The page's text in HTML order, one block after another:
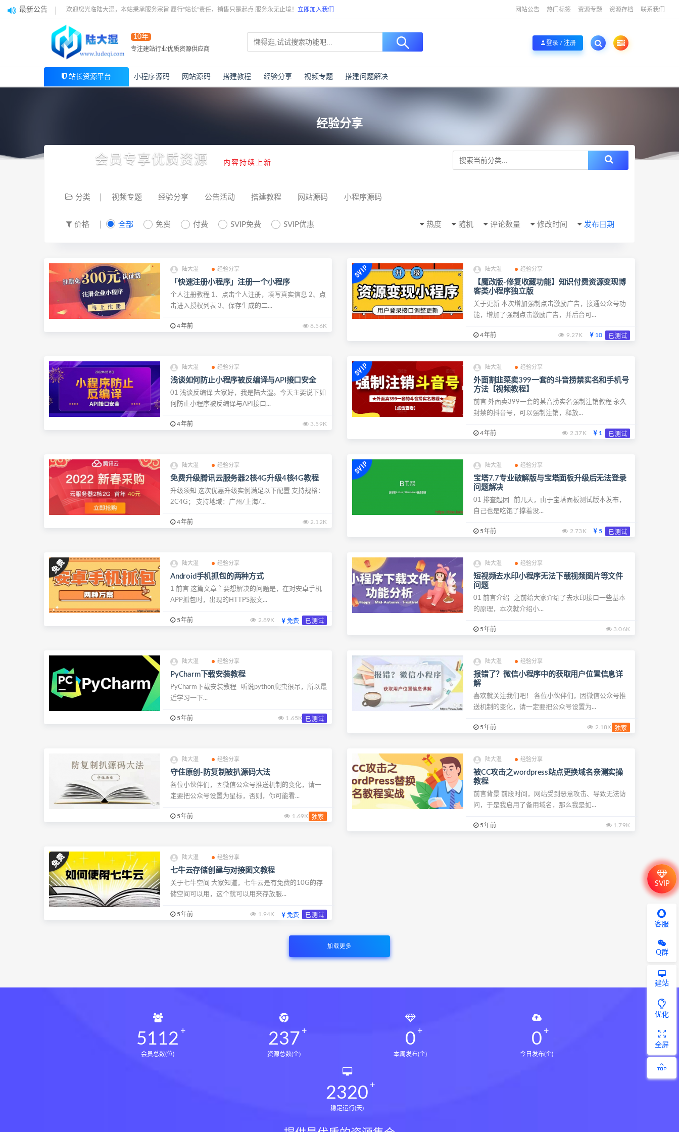
最新公告 欢迎您光临陆大湿，本站秉承服务宗旨 履行“站长”责任，销售只是起点 服务永无止境！ 立即加入我们 网站公告 热门标签 资源专题 资源存档 联系我们
10年
专注建站行业优质资源供应商
登录 / 注册
站长资源平台 小程序源码 网站源码 搭建教程 经验分享 视频专题 搭建问题解决
经验分享
会员专享优质资源 内容持续上新
分类 视频专题 经验分享 公告活动 搭建教程 网站源码 小程序源码
价格 全部 免费 付费 SVIP免费 SVIP优惠 发布日期
修改时间
评论数量
随机
热度
陆大湿 经验分享
「快速注册小程序」注册一个小程序
个人注册教程 1、点击个人注册，填写真实信息 2、点
击进入授权列表 3、保存生成的二...
4年前 8.56K
陆大湿 经验分享
【魔改版-修复收藏功能】知识付费资源变现博
客类小程序独立版
关于更新 本次增加强制点击激励广告，接通公众号功
能，增加了强制点击激励广告，并后台可...
4年前 9.27K 10 已测试
陆大湿 经验分享
浅谈如何防止小程序被反编译与API接口安全
01 浅谈反编译 大家好，我是陆大湿。今天主要说下如
何防止小程序被反编译与API接口...
4年前 3.59K
陆大湿 经验分享
外面割韭菜卖399一套的斗音捞禁实名和手机号
方法【视频教程】
前言 外面卖399一套的某音捞实名强制注销教程 永久
封禁的抖音号，可以强制注销，释放...
4年前 2.37K 1 已测试
陆大湿 经验分享
免费升级腾讯云服务器2核4G升级4核4G教程
升级须知 这次优惠升级实例满足以下配置 支持规格：
2C4G； 支持地域：广州/上海/...
4年前 2.12K
陆大湿 经验分享
宝塔7.7专业破解版与宝塔面板升级后无法登录
问题解决
01 排查起因 前几天，由于宝塔面板测试版本发布，
自己也是吃饱了撑着没...
5年前 2.73K 5 已测试
陆大湿 经验分享
Android手机抓包的两种方式
1 前言 这篇文章主要想解决的问题是，在对安卓手机
APP抓包时，出现的HTTPS报文...
5年前 2.89K 免费 已测试
陆大湿 经验分享
短视频去水印小程序无法下载视频图片等文件
问题
01 前言介绍 之前给大家介绍了去水印接口一些基本
的原理，本次就介绍小...
5年前 3.06K
陆大湿 经验分享
PyCharm下载安装教程
PyCharm下载安装教程 听说python爬虫很吊，所以最
近学习一下...
5年前 1.65K 已测试
陆大湿 经验分享
报错了？微信小程序中的获取用户位置信息详
解
喜欢就关注我们吧！ 各位小伙伴们，因微信公众号推
送机制的变化，请一定要把公众号设置为...
5年前 2.18K 独家
陆大湿 经验分享
守住原创-防复制被扒源码大法
各位小伙伴们，因微信公众号推送机制的变化，请一
定要把公众号设置为星标，否则，你可能看...
5年前 1.69K 独家
陆大湿 经验分享
被CC攻击之wordpress站点更换域名亲测实操
教程
前言背景 前段时间，网站受到恶意攻击、导致无法访
问，于是我启用了备用域名，那么我是如...
5年前 1.79K
陆大湿 经验分享
七牛云存储创建与对接图文教程
关于七牛空间 大家知道，七牛云是有免费的10G的存
储空间可以用，这个就可以用来存放服...
5年前 1.94K 免费 已测试
加载更多
5112
会员总数(位)
237
资源总数(个)
0
本周发布(个)
0
今日发布(个)
2320
稳定运行(天)
SVIP
客服
Q群
建站
优化
全屏